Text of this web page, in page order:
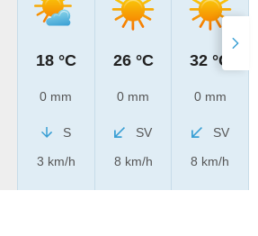
18 °C
0 mm
S
3 km/h
26 °C
0 mm
SV
8 km/h
32 °C
0 mm
SV
8 km/h